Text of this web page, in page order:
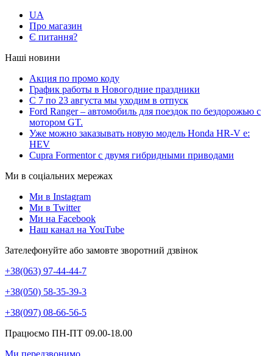
UA
Про магазин
Є питання?
Наші новини
Акция по промо коду
График работы в Новогодние праздники
С 7 по 23 августа мы уходим в отпуск
Ford Ranger – автомобиль для поездок по бездорожью с
мотором GT.
Уже можно заказывать новую модель Honda HR-V e:
HEV
Cupra Formentor с двумя гибридными приводами
Ми в соціальних мережах
Ми в Instagram
Ми в Twitter
Ми на Facebook
Наш канал на YouTube
Зателефонуйте або замовте зворотний дзвінок
+38(063) 97-44-44-7
+38(050) 58-35-39-3
+38(097) 08-66-56-5
Працюємо ПН-ПТ 09.00-18.00
Ми передзвонимо